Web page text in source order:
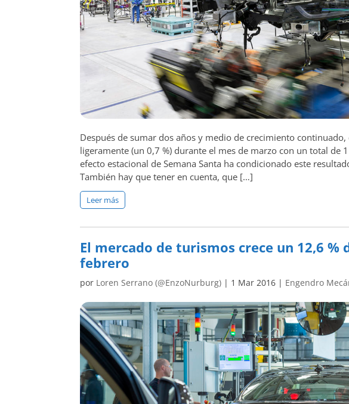
Después de sumar dos años y medio de crecimiento
ligeramente (un 0,7 %) durante el mes de marzo con un total de
efecto estacional de Semana Santa ha condicionado este
También hay que tener en cuenta, que […]
Leer más
El mercado de turismos crece un 12,6 %
febrero
por Loren Serrano (@EnzoNurburg) | 1 Mar 2016 | Engendro